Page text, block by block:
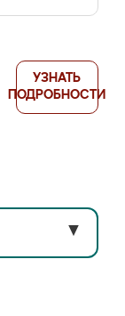
УЗНАТЬ
ПОДРОБНОСТИ
▼